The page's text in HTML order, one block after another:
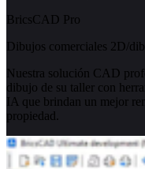
BricsCAD Pro
Dibujos comerciales 2D/
Nuestra solución CAD
dibujo de su taller con
IA que brindan un mejor
propiedad.